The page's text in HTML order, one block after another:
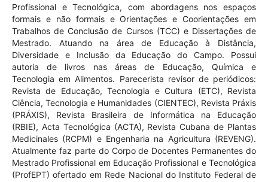
Profissional e Tecnológica, com abordagens nos espaços
formais e não formais e Orientações e Coorientações em
Trabalhos de Conclusão de Cursos (TCC) e Dissertações de
Mestrado. Atuando na área de Educação à Distância,
Diversidade e Inclusão da Educação do Campo. Possui
autoria de livros nas áreas de Educação, Química e
Tecnologia em Alimentos. Parecerista revisor de periódicos:
Revista de Educação, Tecnologia e Cultura (ETC), Revista
Ciência, Tecnologia e Humanidades (CIENTEC), Revista Práxis
(PRÁXIS), Revista Brasileira de Informática na Educação
(RBIE), Acta Tecnológica (ACTA), Revista Cubana de Plantas
Medicinales (RCPM) e Engenharia na Agricultura (REVENG).
Atualmente faz parte do Corpo de Docentes Permanentes do
Mestrado Profissional em Educação Profissional e Tecnológica
(ProfEPT) ofertado em Rede Nacional do Instituto Federal de